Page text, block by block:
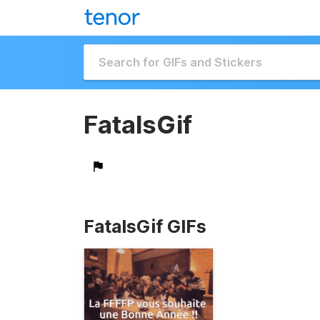
FatalsGif
FatalsGif GIFs